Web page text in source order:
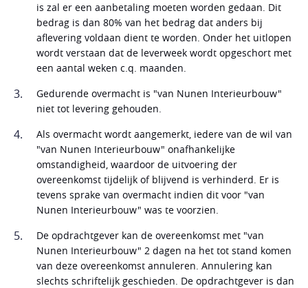
is zal er een aanbetaling moeten worden gedaan. Dit
bedrag is dan 80% van het bedrag dat anders bij
aflevering voldaan dient te worden. Onder het uitlopen
wordt verstaan dat de leverweek wordt opgeschort met
een aantal weken c.q. maanden.
Gedurende overmacht is "van Nunen Interieurbouw"
niet tot levering gehouden.
Als overmacht wordt aangemerkt, iedere van de wil van
"van Nunen Interieurbouw" onafhankelijke
omstandigheid, waardoor de uitvoering der
overeenkomst tijdelijk of blijvend is verhinderd. Er is
tevens sprake van overmacht indien dit voor "van
Nunen Interieurbouw" was te voorzien.
De opdrachtgever kan de overeenkomst met "van
Nunen Interieurbouw" 2 dagen na het tot stand komen
van deze overeenkomst annuleren. Annulering kan
slechts schriftelijk geschieden. De opdrachtgever is dan